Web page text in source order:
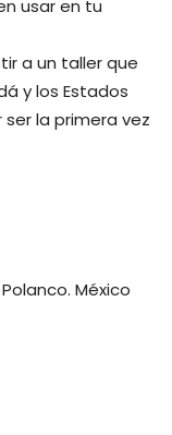
usar en tu
a un taller que
y los Estados
ser la primera vez
México